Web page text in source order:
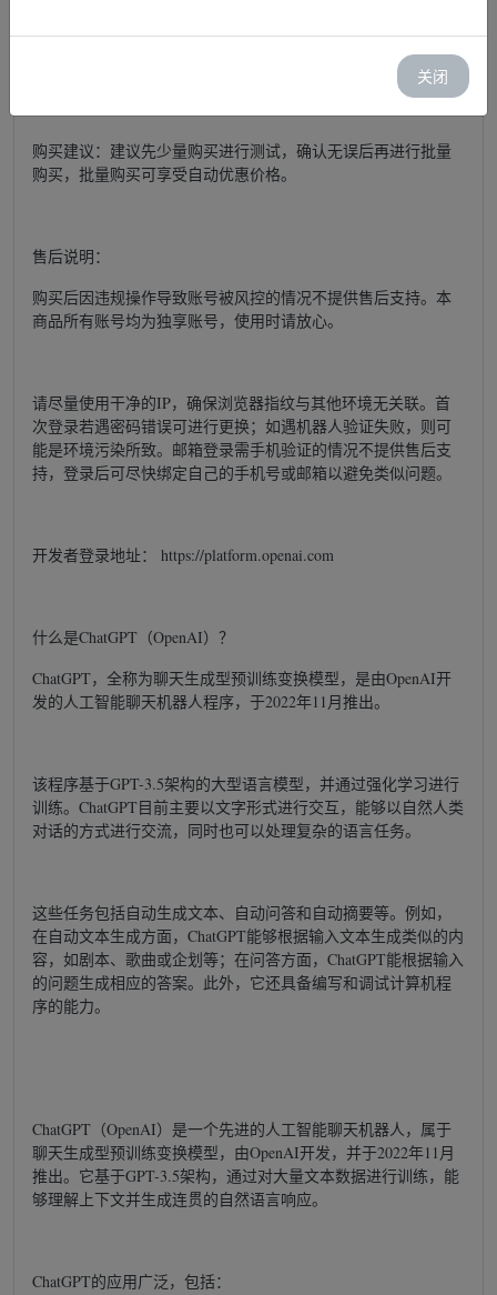
登录说明：请避免在同一IP地址上频繁登录多个账号。
购买建议：建议先少量购买进行测试，确认无误后再进行批量
购买，批量购买可享受自动优惠价格。
售后说明：
购买后因违规操作导致账号被风控的情况不提供售后支持。本
商品所有账号均为独享账号，使用时请放心。
请尽量使用干净的IP，确保浏览器指纹与其他环境无关联。首
次登录若遇密码错误可进行更换；如遇机器人验证失败，则可
能是环境污染所致。邮箱登录需手机验证的情况不提供售后支
持，登录后可尽快绑定自己的手机号或邮箱以避免类似问题。
开发者登录地址： https://platform.openai.com
什么是ChatGPT（OpenAI）？
ChatGPT，全称为聊天生成型预训练变换模型，是由OpenAI开
发的人工智能聊天机器人程序，于2022年11月推出。
该程序基于GPT-3.5架构的大型语言模型，并通过强化学习进行
训练。ChatGPT目前主要以文字形式进行交互，能够以自然人类
对话的方式进行交流，同时也可以处理复杂的语言任务。
这些任务包括自动生成文本、自动问答和自动摘要等。例如，
在自动文本生成方面，ChatGPT能够根据输入文本生成类似的内
容，如剧本、歌曲或企划等；在问答方面，ChatGPT能根据输入
的问题生成相应的答案。此外，它还具备编写和调试计算机程
序的能力。
ChatGPT（OpenAI）是一个先进的人工智能聊天机器人，属于
聊天生成型预训练变换模型，由OpenAI开发，并于2022年11月
推出。它基于GPT-3.5架构，通过对大量文本数据进行训练，能
够理解上下文并生成连贯的自然语言响应。
ChatGPT的应用广泛，包括：
关闭